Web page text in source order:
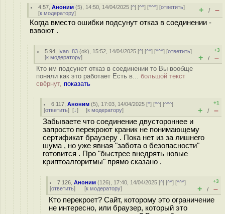
4.57 ,Аноним (5), 14:50, 14/04/2025 [^] [^^] [^^^] [ответить]
[к модератору] + / –
Когда вместо ошибки подсунут отказ в соединении -
взвоют .
5.94 Ivan_83 (ok), 15:52, 14/04/2025 [^] [^^] [^^^] [ответить]
[к модератору]
+3
+ / –
Кто им подсунет отказ в соединении то Вы вообще
поняли как это работает Есть в... большой текст
свёрнут, показать
6.117 ,Аноним (5), 17:03, 14/04/2025 [^] [^^] [^^^]
[ответить] [↓] [к модератору]
+1
+ / –
Забываете что соединение двустороннее и
запросто перекроют краник не понимающему
сертификат браузеру . Пока нет из за лишнего
шума , но уже явная "забота о безопасности"
готовится . Про "быстрее внедрять новые
криптоалгоритмы" прямо сказано .
7.126 ,Аноним (126), 17:40, 14/04/2025 [^] [^^] [^^^]
[ответить] [к модератору]
+3
+ / –
Кто перекроет? Сайт, которому это ограничение
не интересно, или браузер, который это